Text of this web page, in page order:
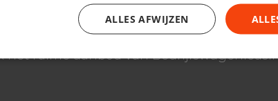
bedrijfswagen
het ruime aanbod van
ALLES AFWIJZEN